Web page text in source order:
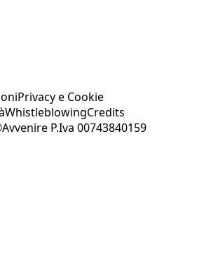
Privacy e Cookie
WhistleblowingCredits
P.Iva 00743840159